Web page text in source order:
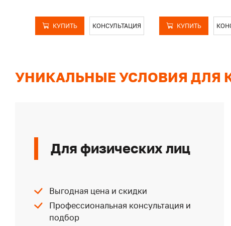
КУПИТЬ КОНСУЛЬТАЦИЯ КУПИТЬ
УНИКАЛЬНЫЕ УСЛОВИЯ ДЛЯ
Для физических лиц
Выгодная цена и скидки
Профессиональная консультация и
подбор